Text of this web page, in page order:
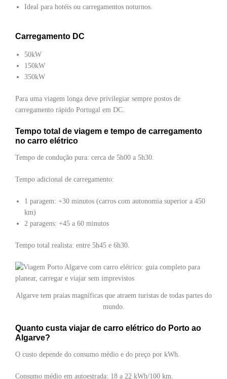
Ideal para hotéis ou carregamentos noturnos.
Carregamento DC
50kW
150kW
350kW
Para uma viagem longa deve privilegiar sempre postos de
carregamento rápido Portugal em DC.
Tempo total de viagem e tempo de carregamento
no carro elétrico
Tempo de condução pura: cerca de 5h00 a 5h30.
Tempo adicional de carregamento:
1 paragem: +30 minutos (carros com autonomia superior a 450
km)
2 paragens: +45 a 60 minutos
Tempo total realista: entre 5h45 e 6h30.
Algarve tem praias magníficas que atraem turistas de todas partes do
mundo.
Quanto custa viajar de carro elétrico do Porto ao
Algarve?
O custo depende do consumo médio e do preço por kWh.
Consumo médio em autoestrada: 18 a 22 kWh/100 km.